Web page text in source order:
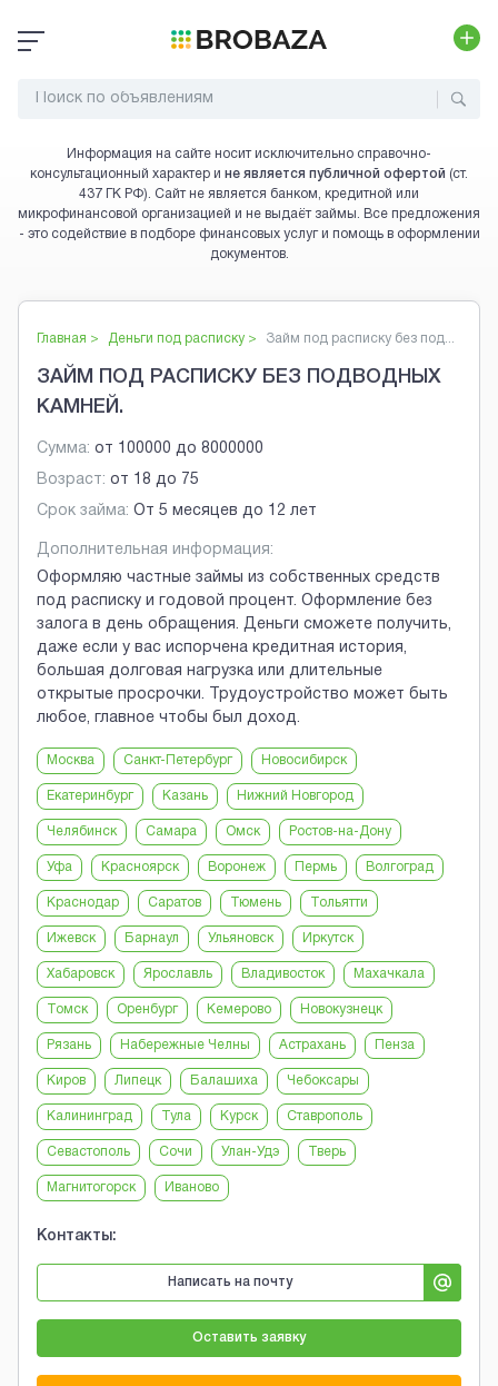
Информация на сайте носит исключительно справочно-
консультационный характер и не является публичной офертой (ст.
437 ГК РФ). Сайт не является банком, кредитной или
микрофинансовой организацией и не выдаёт займы. Все предложения
- это содействие в подборе финансовых услуг и помощь в оформлении
документов.
Главная > Деньги под расписку > Займ под расписку без под...
ЗАЙМ ПОД РАСПИСКУ БЕЗ ПОДВОДНЫХ
КАМНЕЙ.
Сумма: от 100000 до 8000000
Возраст: от 18 до 75
Срок займа: От 5 месяцев до 12 лет
Дополнительная информация:
Оформляю частные займы из собственных средств
под расписку и годовой процент. Оформление без
залога в день обращения. Деньги сможете получить,
даже если у вас испорчена кредитная история,
большая долговая нагрузка или длительные
открытые просрочки. Трудоустройство может быть
любое, главное чтобы был доход.
Москва Санкт-Петербург Новосибирск
Екатеринбург Казань Нижний Новгород
Челябинск Самара Омск Ростов-на-Дону
Уфа Красноярск Воронеж Пермь Волгоград
Краснодар Саратов Тюмень Тольятти
Ижевск Барнаул Ульяновск Иркутск
Хабаровск Ярославль Владивосток Махачкала
Томск Оренбург Кемерово Новокузнецк
Рязань Набережные Челны Астрахань Пенза
Киров Липецк Балашиха Чебоксары
Калининград Тула Курск Ставрополь
Севастополь Сочи Улан-Удэ Тверь
Магнитогорск Иваново
Контакты:
Написать на почту
Оставить заявку